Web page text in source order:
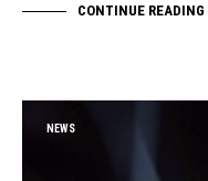
CONTINUE READING
NEWS